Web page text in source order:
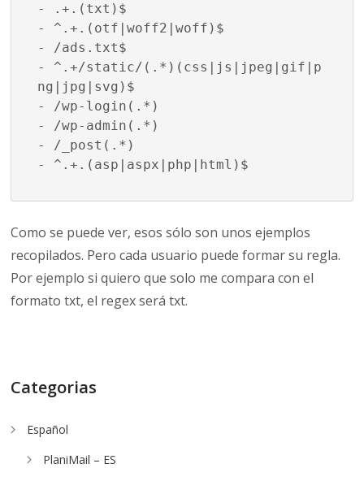
- .+.(txt)$
- ^.+.(otf|woff2|woff)$
- /ads.txt$
- ^.+/static/(.*)(css|js|jpeg|gif|p
ng|jpg|svg)$
- /wp-login(.*)
- /wp-admin(.*)
- /_post(.*)
- ^.+.(asp|aspx|php|html)$
Como se puede ver, esos sólo son unos ejemplos
recopilados. Pero cada usuario puede formar su regla.
Por ejemplo si quiero que solo me compara con el
formato txt, el regex será txt.
Categorias
Español
PlaniMail – ES